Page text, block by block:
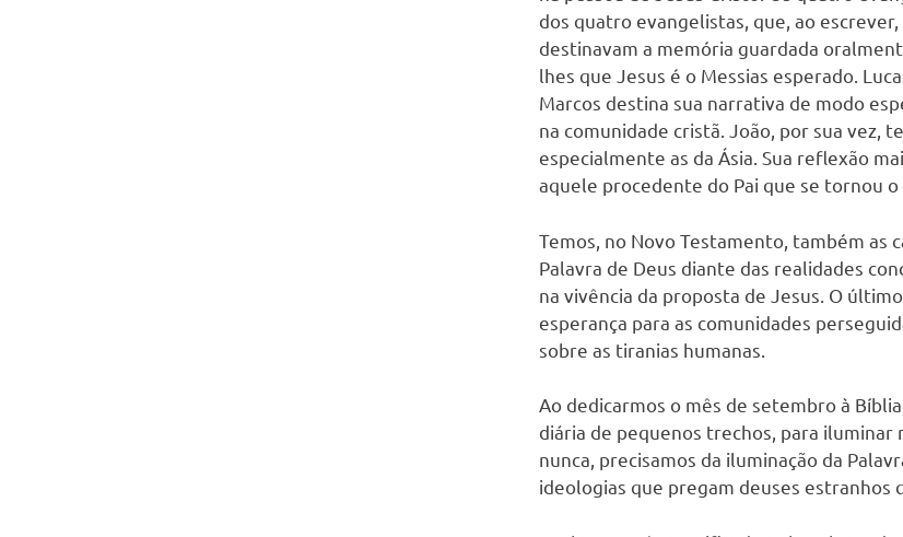
dos quatro evangelistas, que, ao
destinavam a memória guardada
lhes que Jesus é o Messias esperado.
Marcos destina sua narrativa de modo
na comunidade cristã. João, por sua vez,
especialmente as da Ásia. Sua reflexão
aquele procedente do Pai que se tornou o
Temos, no Novo Testamento, também as
Palavra de Deus diante das realidades
na vivência da proposta de Jesus. O
esperança para as comunidades
sobre as tiranias humanas.
Ao dedicarmos o mês de setembro à
diária de pequenos trechos, para iluminar
nunca, precisamos da iluminação da
ideologias que pregam deuses estranhos